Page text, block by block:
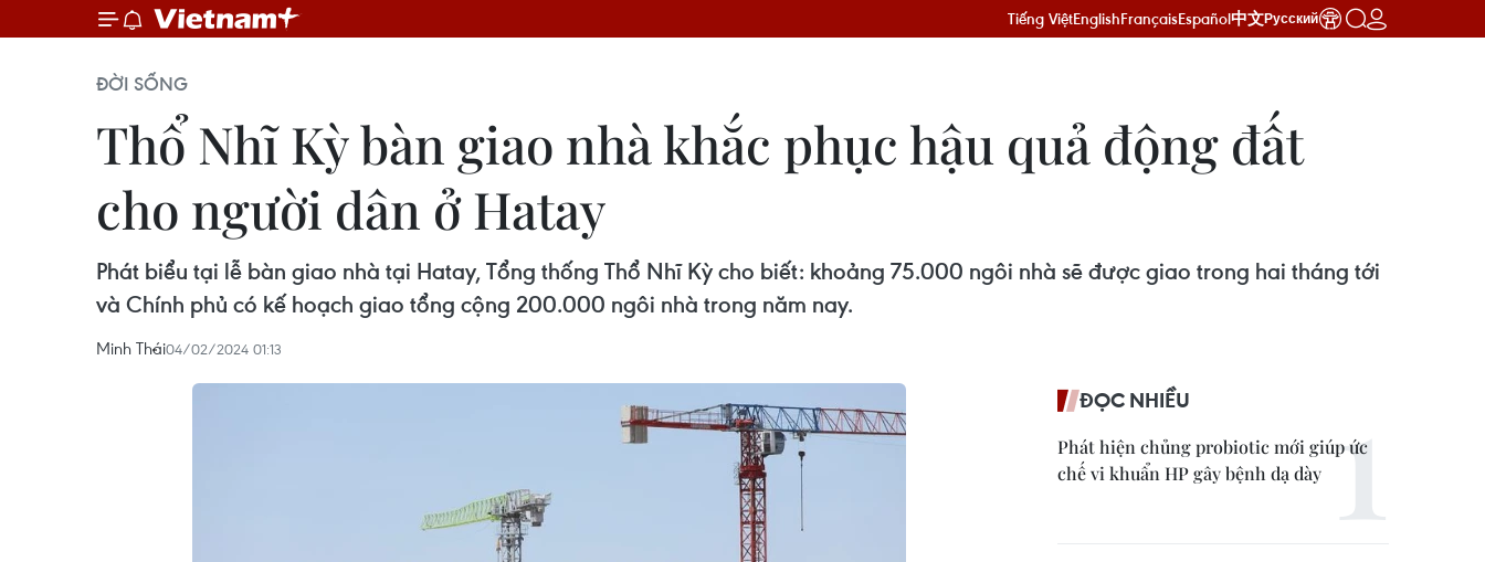
Tiếng ViệtEnglishFrançaisEspañol中文Русский
ĐỜI SỐNG
Thổ Nhĩ Kỳ bàn giao nhà khắc phục hậu quả động đất
cho người dân ở Hatay
Phát biểu tại lễ bàn giao nhà tại Hatay, Tổng thống Thổ Nhĩ Kỳ cho biết: khoảng 75.000 ngôi nhà sẽ được giao trong hai tháng tới
và Chính phủ có kế hoạch giao tổng cộng 200.000 ngôi nhà trong năm nay.
Minh Thái04/02/2024 01:13
ĐỌC NHIỀU
Phát hiện chủng probiotic mới giúp ức
chế vi khuẩn HP gây bệnh dạ dày